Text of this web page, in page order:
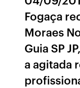
Fogaça
Moraes
Guia SP
a agitada